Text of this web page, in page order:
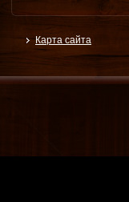
Карта сайта